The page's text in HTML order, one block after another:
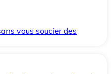
vous soucier des